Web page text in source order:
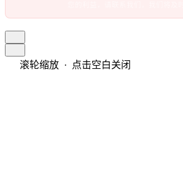
滚轮缩放 · 点击空白关闭